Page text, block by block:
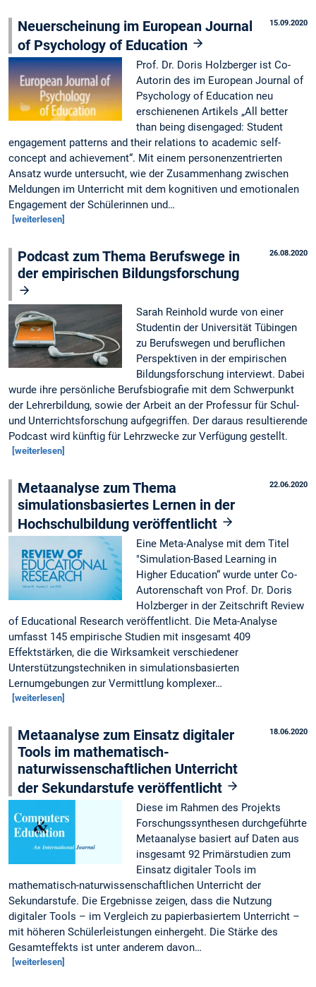
15.09.2020
Neuerscheinung im European Journal
of Psychology of Education
Prof. Dr. Doris Holzberger ist Co-
Autorin des im European Journal of
Psychology of Education neu
erschienenen Artikels „All better
than being disengaged: Student
engagement patterns and their relations to academic self-
concept and achievement“. Mit einem personenzentrierten
Ansatz wurde untersucht, wie der Zusammenhang zwischen
Meldungen im Unterricht mit dem kognitiven und emotionalen
Engagement der Schülerinnen und…
[weiterlesen]
26.08.2020
Podcast zum Thema Berufswege in
der empirischen Bildungsforschung
Sarah Reinhold wurde von einer
Studentin der Universität Tübingen
zu Berufswegen und beruflichen
Perspektiven in der empirischen
Bildungsforschung interviewt. Dabei
wurde ihre persönliche Berufsbiografie mit dem Schwerpunkt
der Lehrerbildung, sowie der Arbeit an der Professur für Schul-
und Unterrichtsforschung aufgegriffen. Der daraus resultierende
Podcast wird künftig für Lehrzwecke zur Verfügung gestellt.
[weiterlesen]
22.06.2020
Metaanalyse zum Thema
simulationsbasiertes Lernen in der
Hochschulbildung veröffentlicht
Eine Meta-Analyse mit dem Titel
"Simulation-Based Learning in
Higher Education“ wurde unter Co-
Autorenschaft von Prof. Dr. Doris
Holzberger in der Zeitschrift Review
of Educational Research veröffentlicht. Die Meta-Analyse
umfasst 145 empirische Studien mit insgesamt 409
Effektstärken, die die Wirksamkeit verschiedener
Unterstützungstechniken in simulationsbasierten
Lernumgebungen zur Vermittlung komplexer…
[weiterlesen]
18.06.2020
Metaanalyse zum Einsatz digitaler
Tools im mathematisch-
naturwissenschaftlichen Unterricht
der Sekundarstufe veröffentlicht
Diese im Rahmen des Projekts
Forschungssynthesen durchgeführte
Metaanalyse basiert auf Daten aus
insgesamt 92 Primärstudien zum
Einsatz digitaler Tools im
mathematisch-naturwissenschaftlichen Unterricht der
Sekundarstufe. Die Ergebnisse zeigen, dass die Nutzung
digitaler Tools – im Vergleich zu papierbasiertem Unterricht –
mit höheren Schülerleistungen einhergeht. Die Stärke des
Gesamteffekts ist unter anderem davon…
[weiterlesen]